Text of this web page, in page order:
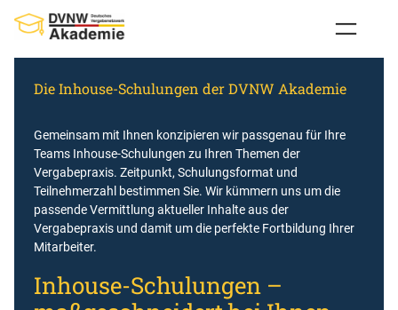
Inhalt
Die Inhouse-Schulungen der DVNW Akademie
Gemeinsam mit Ihnen konzipieren wir passgenau für Ihre
Teams Inhouse-Schulungen zu Ihren Themen der
Vergabepraxis. Zeitpunkt, Schulungsformat und
Teilnehmerzahl bestimmen Sie. Wir kümmern uns um die
passende Vermittlung aktueller Inhalte aus der
Vergabepraxis und damit um die perfekte Fortbildung Ihrer
Mitarbeiter.
Inhouse-Schulungen –